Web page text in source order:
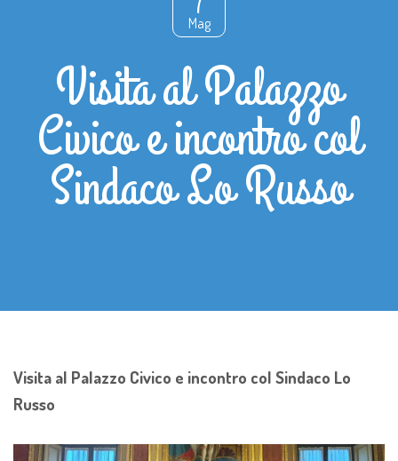
Mag
Visita al Palazzo
Civico e incontro col
Sindaco Lo Russo
Visita al Palazzo Civico e incontro col Sindaco Lo
Russo